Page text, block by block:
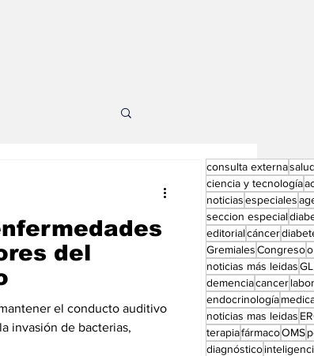
especial
del
el conducto auditivo
invasión de bacterias,
consulta externa
ciencia y tecnología
noticiasespeciales
seccion especial
editorialcáncer
GremialesCongreso
noticias más leidas
demenciacancer
endocrinología
noticias mas leidas
terapiafármacoOMS
diagnóstico